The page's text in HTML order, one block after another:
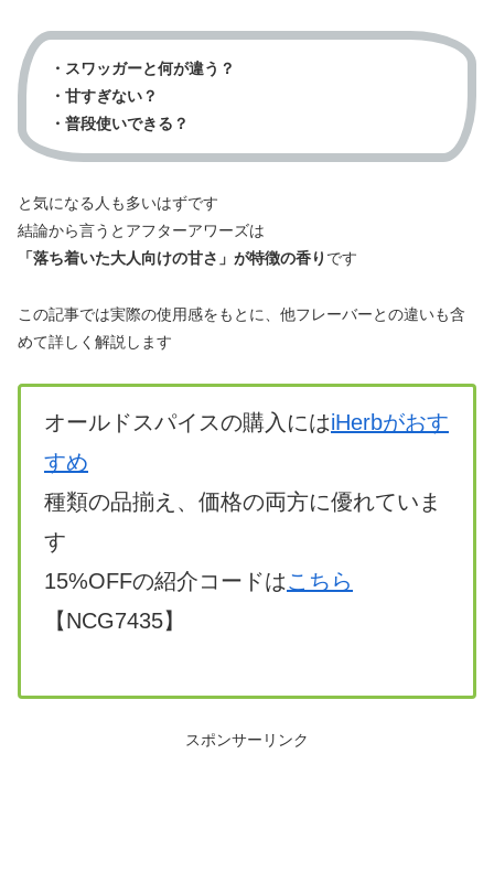
・スワッガーと何が違う？
・甘すぎない？
・普段使いできる？
と気になる人も多いはずです
結論から言うとアフターアワーズは
「落ち着いた大人向けの甘さ」が特徴の香り です
この記事では実際の使用感をもとに、他フレーバーとの違いも含
めて詳しく解説します
オールドスパイスの購入にはiHerbがおす
すめ
種類の品揃え、価格の両方に優れていま
す
15%OFFの紹介コードはこちら
【NCG7435】
スポンサーリンク